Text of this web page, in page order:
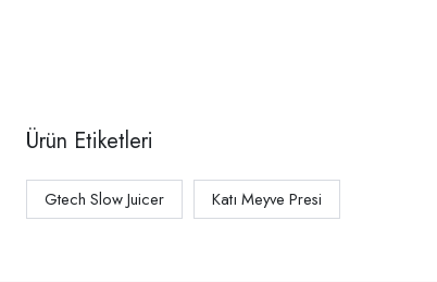
Ürün Etiketleri
Gtech Slow Juicer Katı Meyve Presi